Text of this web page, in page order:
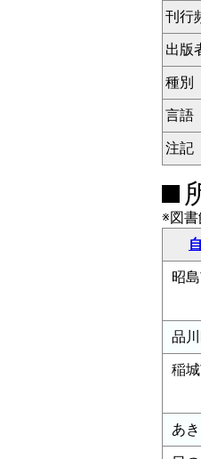
刊行
出版
種別
言語
注記
※図書
昭
品
稲
あ